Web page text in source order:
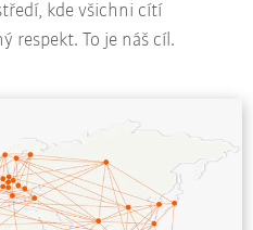
kde všichni cítí
respekt. To je náš cíl.